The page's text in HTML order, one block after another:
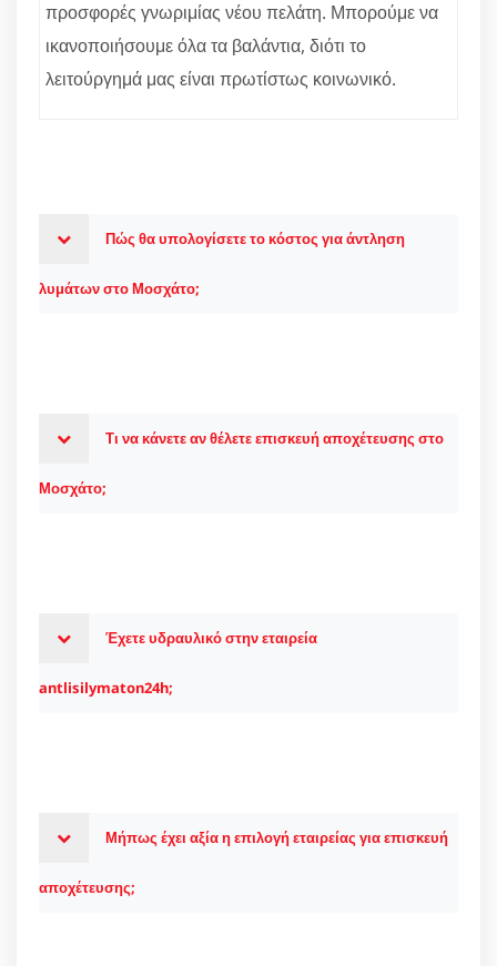
προσφορές γνωριμίας νέου πελάτη. Μπορούμε να
ικανοποιήσουμε όλα τα βαλάντια, διότι το
λειτούργημά μας είναι πρωτίστως κοινωνικό.
Πώς θα υπολογίσετε το κόστος για άντληση
λυμάτων στο Μοσχάτο;
Τι να κάνετε αν θέλετε επισκευή αποχέτευσης στο
Μοσχάτο;
Έχετε υδραυλικό στην εταιρεία
antlisilymaton24h;
Μήπως έχει αξία η επιλογή εταιρείας για επισκευή
αποχέτευσης;